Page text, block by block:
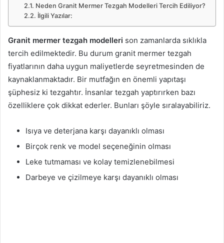
Neden Granit Mermer Tezgah Modelleri Tercih Ediliyor?
İlgili Yazılar:
Granit mermer tezgah modelleri son zamanlarda sıklıkla
tercih edilmektedir. Bu durum granit mermer tezgah
fiyatlarının daha uygun maliyetlerde seyretmesinden de
kaynaklanmaktadır. Bir mutfağın en önemli yapıtaşı
şüphesiz ki tezgahtır. İnsanlar tezgah yaptırırken bazı
özelliklere çok dikkat ederler. Bunları şöyle sıralayabiliriz.
Isıya ve deterjana karşı dayanıklı olması
Birçok renk ve model seçeneğinin olması
Leke tutmaması ve kolay temizlenebilmesi
Darbeye ve çizilmeye karşı dayanıklı olması